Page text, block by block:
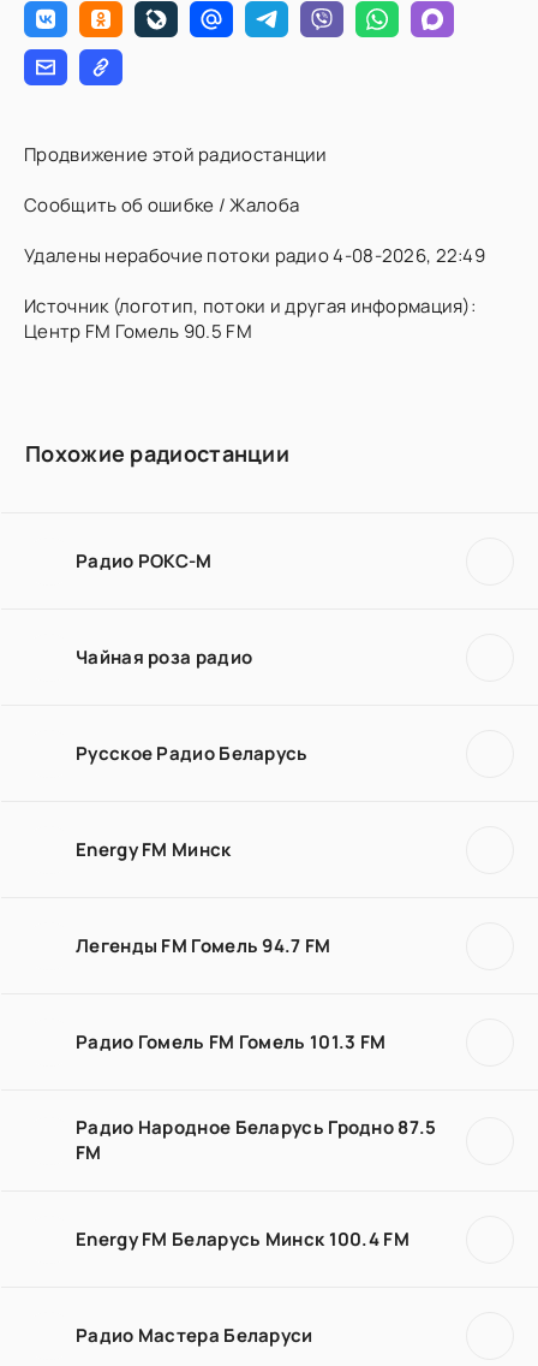
Продвижение этой радиостанции
Сообщить об ошибке / Жалоба
Удалены нерабочие потоки радио 4-08-2026, 22:49
Источник (логотип, потоки и другая информация):
Центр FM Гомель 90.5 FM
Похожие радиостанции
Радио РОКС-М
Чайная роза радио
Русское Радио Беларусь
Energy FM Минск
Легенды FM Гомель 94.7 FM
Радио Гомель FM Гомель 101.3 FM
Радио Народное Беларусь Гродно 87.5
FM
Energy FM Беларусь Минск 100.4 FM
Радио Мастера Беларуси